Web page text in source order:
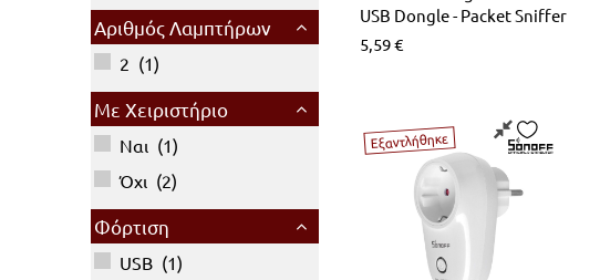
Αριθμός Λαμπτήρων
2 (1)
Με Χειριστήριο
Ναι (1)
Όχι (2)
Φόρτιση
USB (1)
USB Dongle - Packet Sniffer
5,59€
Εξαντλήθηκε